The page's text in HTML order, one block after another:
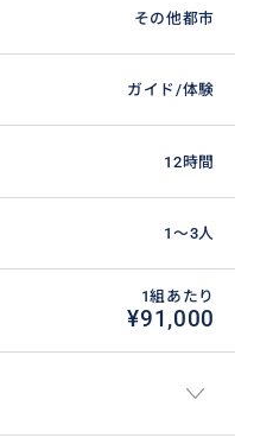
その他都市
ガイド/体験
12時間
1〜3人
1組あたり
¥91,000